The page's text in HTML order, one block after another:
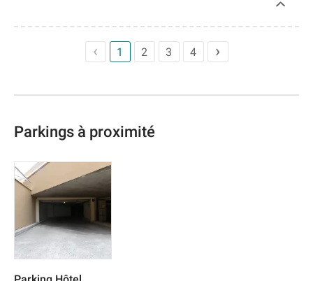
1 2 3 4
Parkings à proximité